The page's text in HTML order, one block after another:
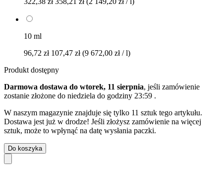
10 ml
96,72 zł 107,47 zł (9 672,00 zł / l)
Produkt dostępny
Darmowa dostawa do wtorek, 11 sierpnia, jeśli zamówienie
zostanie złożone do niedziela do godziny 23:59 .
W naszym magazynie znajduje się tylko 11 sztuk tego artykułu.
Dostawa jest już w drodze! Jeśli złożysz zamówienie na więcej
sztuk, może to wpłynąć na datę wysłania paczki.
Do koszyka